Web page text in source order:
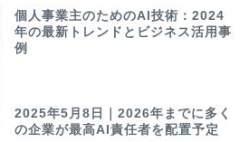
個人事業主のためのAI技術：2024
年の最新トレンドとビジネス活用事
例
2025年5月8日｜2026年までに多く
の企業が最高AI責任者を配置予定